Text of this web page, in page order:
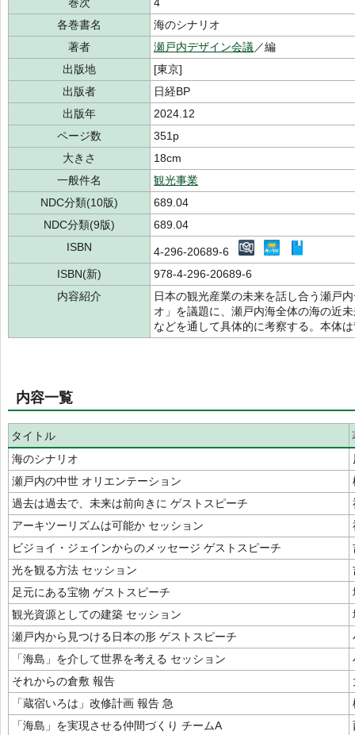
各巻書名
海のシナリオ
著者
瀬戸内デザイン会議 ／編
出版地
[東京]
出版者
日経BP
出版年
2024.12
ページ数
351p
大きさ
18cm
一般件名
観光事業
NDC分類(10版)
689.04
NDC分類(9版)
689.04
ISBN
4-296-20689-6
ISBN(新)
978-4-296-20689-6
内容紹介
日本の観光産業の未来を話し合う瀬戸
オ」を議題に、瀬戸内海全体の海の近
などを通して具体的に考察する。本体
内容一覧
タイトル
海のシナリオ
瀬戸内の中世 オリエンテーション
過去は過去で、未来は前向きに ゲストスピーチ
アーキツーリズムは可能か セッション
ビジョイ・ジェインからのメッセージ ゲストスピーチ
光を観る方法 セッション
足元にある宝物 ゲストスピーチ
観光資源としての建築 セッション
瀬戸内から見つける日本の形 ゲストスピーチ
「海島」を介して世界を考える セッション
それからの倉敷 報告
「蔵宿いろは」改修計画 報告 急
「海島」を実現させる仲間づくり チームA